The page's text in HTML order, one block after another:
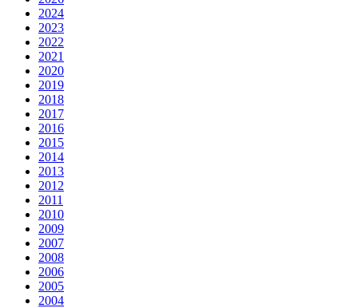
2024
2023
2022
2021
2020
2019
2018
2017
2016
2015
2014
2013
2012
2011
2010
2009
2007
2008
2006
2005
2004